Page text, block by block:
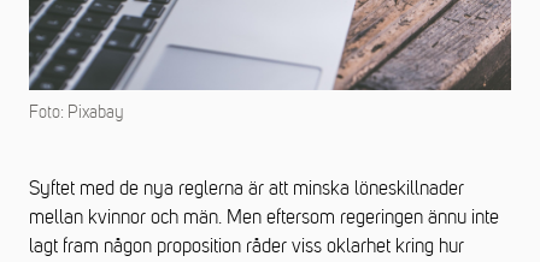
Foto: Pixabay
Syftet med de nya reglerna är att minska löneskillnader
mellan kvinnor och män. Men eftersom regeringen ännu inte
lagt fram någon proposition råder viss oklarhet kring hur